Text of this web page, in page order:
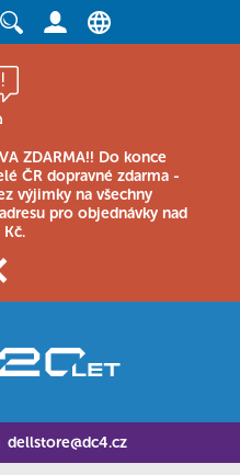
ZDARMA!! Do konce
ČR dopravné zdarma -
výjimky na všechny
pro objednávky nad
dellstore@dc4.cz